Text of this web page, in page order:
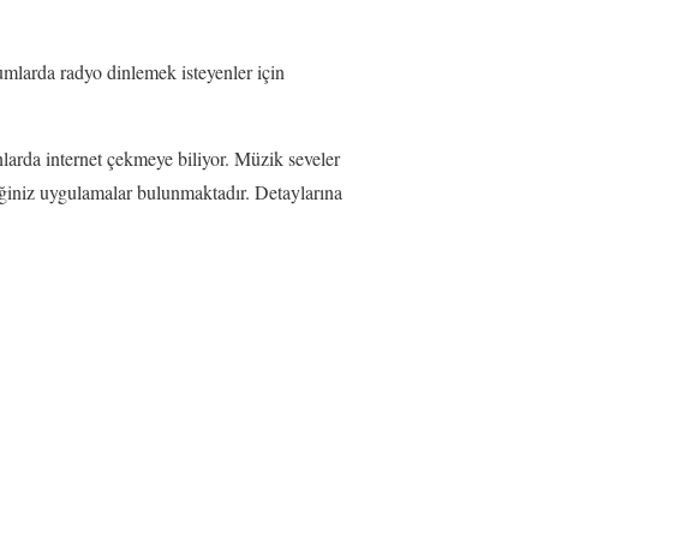
radyo dinlemek isteyenler için
internet çekmeye biliyor. Müzik seveler
uygulamalar bulunmaktadır. Detaylarına